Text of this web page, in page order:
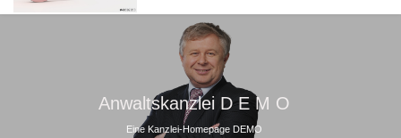
Anwaltskanzlei D E M O
Eine Kanzlei-Homepage DEMO